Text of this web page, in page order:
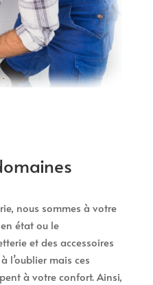
nous sommes à votre
état ou le
et des accessoires
l’oublier mais ces
à votre confort. Ainsi,